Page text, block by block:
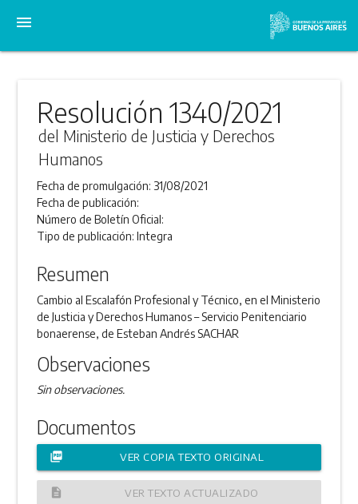
menu
Resolución 1340/2021
del Ministerio de Justicia y Derechos
Humanos
Fecha de promulgación: 31/08/2021
Fecha de publicación:
Número de Boletín Oficial:
Tipo de publicación:Integra
Resumen
Cambio al Escalafón Profesional y Técnico, en el Ministerio
de Justicia y Derechos Humanos – Servicio Penitenciario
bonaerense, de Esteban Andrés SACHAR
Observaciones
Sin observaciones.
Documentos
picture_as_pdf VER COPIA TEXTO ORIGINAL
description VER TEXTO ACTUALIZADO